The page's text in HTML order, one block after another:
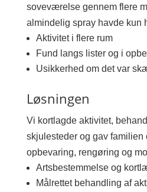
soveværelse gennem flere
almindelig spray havde kun
Aktivitet i flere rum
Fund langs lister og i
Usikkerhed om det var
Løsningen
Vi kortlagde aktivitet,
skjulesteder og gav familien
opbevaring, rengøring og
Artsbestemmelse og
Målrettet behandling af